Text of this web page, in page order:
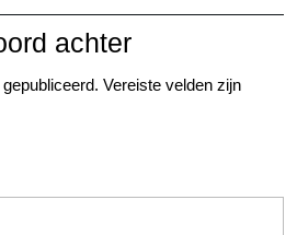
achter
Vereiste velden zijn